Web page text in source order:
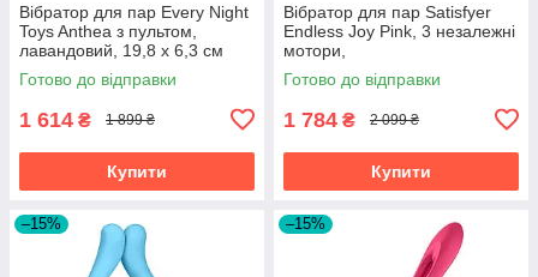
Вібратор для пар Every Night
Toys Anthea з пультом,
лавандовий, 19,8 х 6,3 см
Готово до відправки
1 614 ₴ 1 899 ₴
Купити
Вібратор для пар Satisfyer
Endless Joy Pink, 3 незалежні
мотори,
багатофункціональний
Готово до відправки
1 784 ₴ 2 099 ₴
Купити
–15% –15%